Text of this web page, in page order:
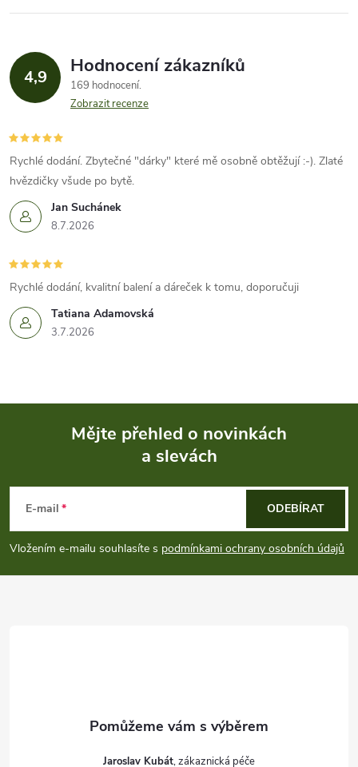
4,9 Hodnocení zákazníků
169 hodnocení
Zobrazit recenze
Jan Suchánek
8.7.2026
Rychlé dodání. Zbytečné "dárky" které mě osobně obtěžují :-). Zlaté
hvězdičky všude po bytě.
Tatiana Adamovská
3.7.2026
Rychlé dodání, kvalitní balení a dáreček k tomu, doporučuji
p
Mějte přehled o novinkách
a slevách
E-mail
Vložením e-mailu souhlasíte s podmínkami ochrany osobních údajů
ODEBÍRAT
Jaroslav Kubát